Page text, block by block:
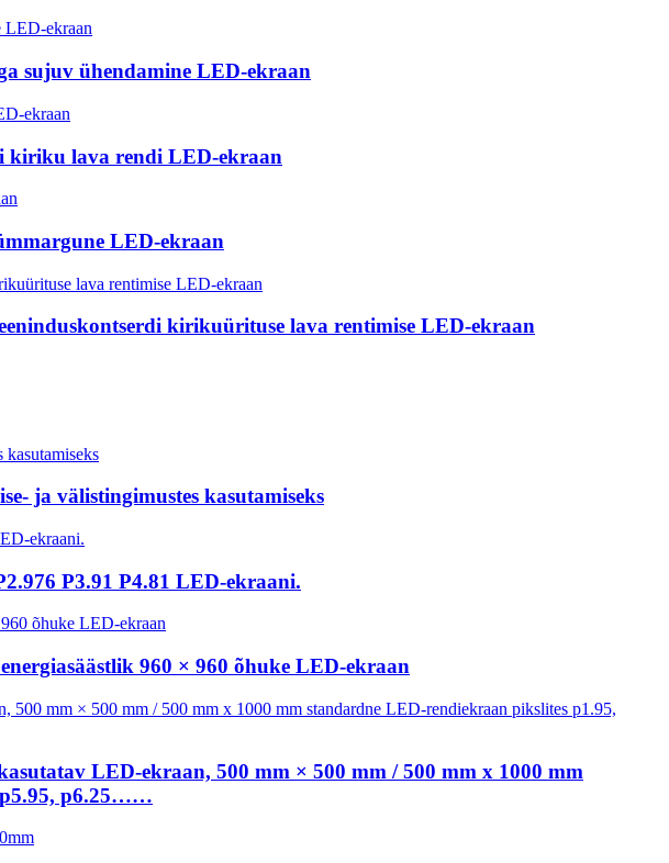
sujuv ühendamine LED-ekraan
kiriku lava rendi LED-ekraan
LED-ekraan
kirikuürituse lava rentimise LED-ekraan
ja välistingimustes kasutamiseks
P3.91 P4.81 LED-ekraani.
960 × 960 õhuke LED-ekraan
LED-ekraan, 500 mm × 500 mm / 500 mm x 1000 mm
p5.95, p6.25……